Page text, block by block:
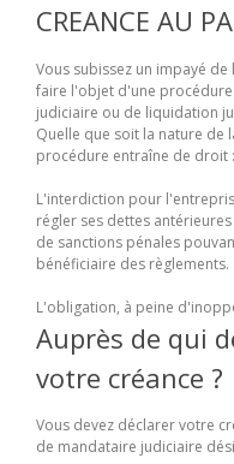
CREANCE AU
Vous subissez un impayé
faire l'objet d'une
judiciaire ou de liquidation
Quelle que soit la nature de
procédure entraîne de droit :
L'interdiction pour
régler ses dettes
de sanctions pénales
bénéficiaire des règlements.
L'obligation, à peine
Auprès de qui
votre créance ?
Vous devez déclarer votre
de mandataire judiciaire